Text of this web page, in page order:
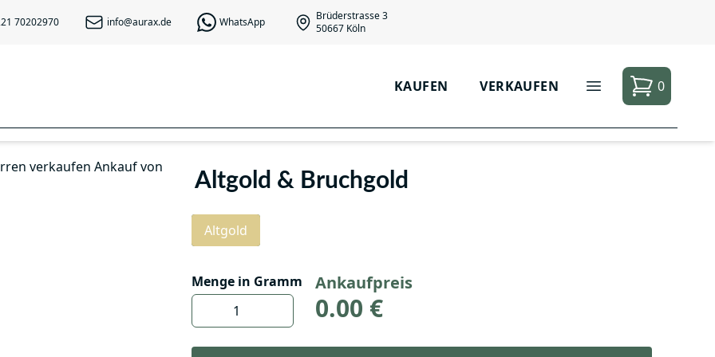
70202970 info@aurax.de WhatsApp
Brüderstrasse 3
50667 Köln
KAUFEN VERKAUFEN 0
Altgold & Bruchgold
Altgold
Menge in Gramm Ankaufpreis
0.00 €